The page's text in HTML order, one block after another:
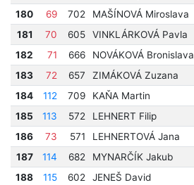
180
69 702 MAŠÍNOVÁ Miroslava
181
70 605 VINKLÁRKOVÁ Pavla
182
71 666 NOVÁKOVÁ Bronislava
183
72 657 ZIMÁKOVÁ Zuzana
184
112 709 KAŇA Martin
185
113 572 LEHNERT Filip
186
73 571 LEHNERTOVÁ Jana
187
114 682 MYNARČÍK Jakub
188
115 602 JENEŠ David